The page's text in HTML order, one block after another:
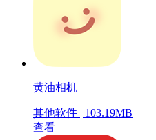
黄油相机
其他软件 | 103.19MB
查看